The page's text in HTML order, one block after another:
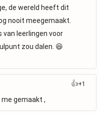
de wereld heeft dit
nooit meegemaakt.
van leerlingen voor
zou dalen. 😆
gemaakt ,
👍+1